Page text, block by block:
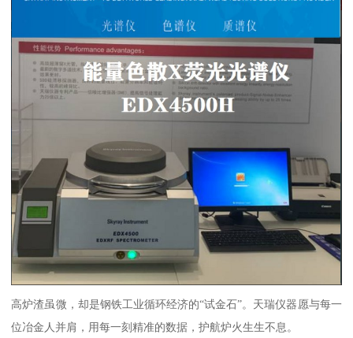
高炉渣虽微，却是钢铁工业循环经济的“试金石”。天瑞仪器愿与每一
位冶金人并肩，用每一刻精准的数据，护航炉火生生不息。